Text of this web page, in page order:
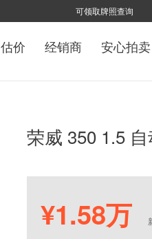
可领取牌照查询
估价 经销商 安心拍卖
荣威 350 1.5
¥1.58万